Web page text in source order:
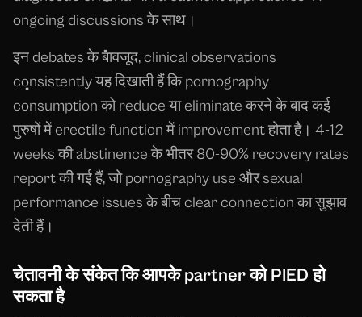
ongoing discussions के साथ।
इन debates के बावजूद, clinical observations
consistently यह दिखाती हैं कि pornography
consumption को reduce या eliminate करने के बाद कई
पुरुषों में erectile function में improvement होता है। 4-12
weeks की abstinence के भीतर 80-90% recovery rates
report की गई हैं, जो pornography use और sexual
performance issues के बीच clear connection का सुझाव
देती हैं।
चेतावनी के संकेत कि आपके partner को PIED हो
सकता है